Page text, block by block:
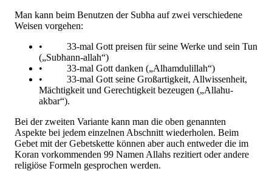
Man kann beim Benutzen der Subha auf zwei verschiedene
Weisen vorgehen:
• 33-mal Gott preisen für seine Werke und sein Tun
(„Subhann-allah“)
• 33-mal Gott danken („Alhamdulillah“)
• 33-mal Gott seine Großartigkeit, Allwissenheit,
Mächtigkeit und Gerechtigkeit bezeugen („Allahu-
akbar“).
Bei der zweiten Variante kann man die oben genannten
Aspekte bei jedem einzelnen Abschnitt wiederholen. Beim
Gebet mit der Gebetskette können aber auch entweder die im
Koran vorkommenden 99 Namen Allahs rezitiert oder andere
religiöse Formeln gesprochen werden.